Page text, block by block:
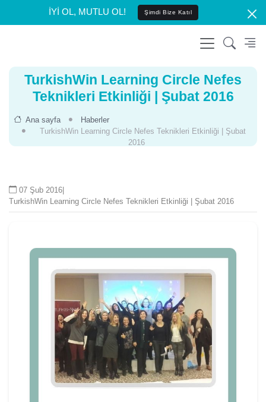
İYİ OL, MUTLU OL! Şimdi Bize Katıl
TurkishWin Learning Circle Nefes
Teknikleri Etkinliği | Şubat 2016
Ana sayfa
Haberler
TurkishWin Learning Circle Nefes Teknikleri Etkinliği | Şubat
2016
07 Şub 2016
TurkishWin Learning Circle Nefes Teknikleri Etkinliği | Şubat 2016